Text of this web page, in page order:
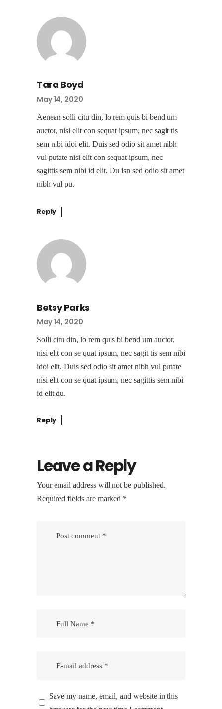
Tara Boyd
May 14, 2020
Aenean solli citu din, lo rem quis bi bend um
auctor, nisi elit con sequat ipsum, nec sagit tis
sem nibi idoi elit. Duis sed odio sit amet nibh
vul putate nisi elit con sequat ipsum, nec
sagittis sem nibi id elit. Du isn sed odio sit amet
nibh vul pu.
Reply
Betsy Parks
May 14, 2020
Solli citu din, lo rem quis bi bend um auctor,
nisi elit con se quat ipsum, nec sagit tis sem nibi
idoi elit. Duis sed odio sit amet nibh vul putate
nisi elit con se quat ipsum, nec sagittis sem nibi
id elit du.
Reply
Leave a Reply
Your email address will not be published.
Required fields are marked *
Save my name, email, and website in this